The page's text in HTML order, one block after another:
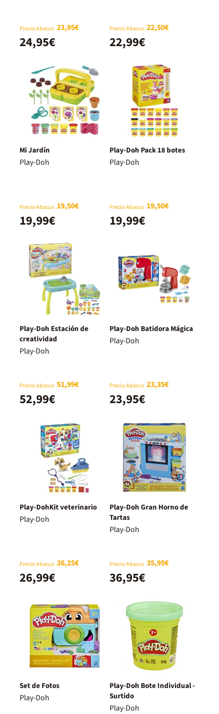
Precio Abacus 23,95€
24,95€
Precio Abacus 22,50€
22,99€
Mi Jardín
Play-Doh
Precio Abacus 19,50€
19,99€
Play-Doh Pack 18 botes
Play-Doh
Precio Abacus 19,50€
19,99€
Play-Doh Estación de
creatividad
Play-Doh
Precio Abacus 51,99€
52,99€
Play-Doh Batidora Mágica
Play-Doh
Precio Abacus 23,35€
23,95€
Play-DohKit veterinario
Play-Doh
Precio Abacus 26,25€
26,99€
Play-Doh Gran Horno de
Tartas
Play-Doh
Precio Abacus 35,95€
36,95€
Set de Fotos
Play-Doh
Play-Doh Bote Individual -
Surtido
Play-Doh